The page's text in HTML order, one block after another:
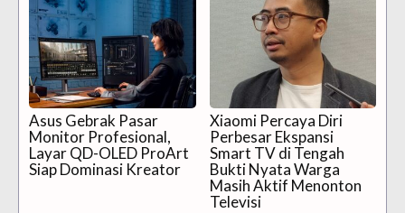
Asus Gebrak Pasar
Monitor Profesional,
Layar QD-OLED ProArt
Siap Dominasi Kreator
Xiaomi Percaya Diri
Perbesar Ekspansi
Smart TV di Tengah
Bukti Nyata Warga
Masih Aktif Menonton
Televisi